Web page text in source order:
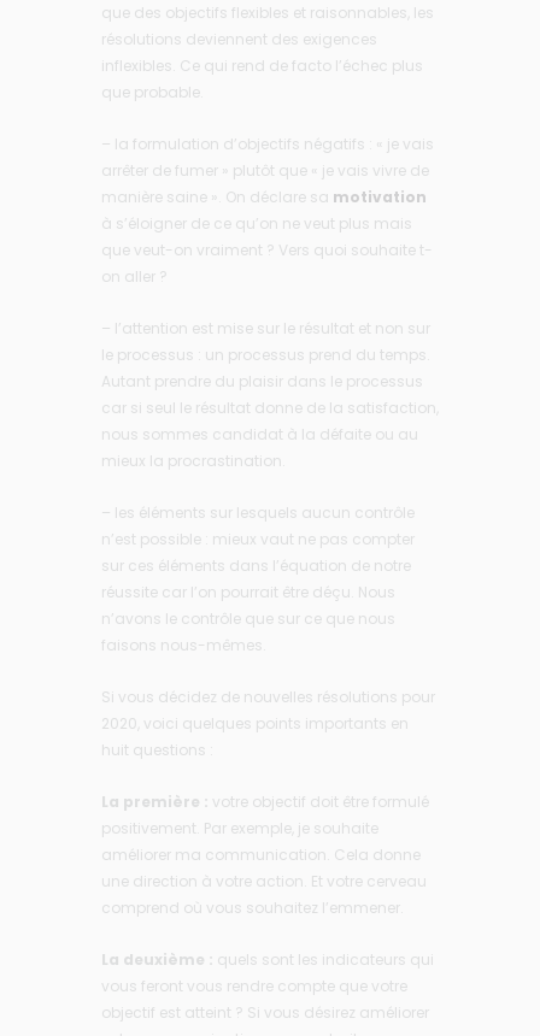
que des objectifs flexibles et raisonnables, les
résolutions deviennent des exigences
inflexibles. Ce qui rend de facto l’échec plus
que probable.
– la formulation d’objectifs négatifs : « je vais
arrêter de fumer » plutôt que « je vais vivre de
manière saine ». On déclare sa motivation
à s’éloigner de ce qu’on ne veut plus mais
que veut-on vraiment ? Vers quoi souhaite t-
on aller ?
– l’attention est mise sur le résultat et non sur
le processus : un processus prend du temps.
Autant prendre du plaisir dans le processus
car si seul le résultat donne de la satisfaction,
nous sommes candidat à la défaite ou au
mieux la procrastination.
– les éléments sur lesquels aucun contrôle
n’est possible : mieux vaut ne pas compter
sur ces éléments dans l’équation de notre
réussite car l’on pourrait être déçu. Nous
n’avons le contrôle que sur ce que nous
faisons nous-mêmes.
Si vous décidez de nouvelles résolutions pour
2020, voici quelques points importants en
huit questions :
La première : votre objectif doit être formulé
positivement. Par exemple, je souhaite
améliorer ma communication. Cela donne
une direction à votre action. Et votre cerveau
comprend où vous souhaitez l’emmener.
La deuxième : quels sont les indicateurs qui
vous feront vous rendre compte que votre
objectif est atteint ? Si vous désirez améliorer